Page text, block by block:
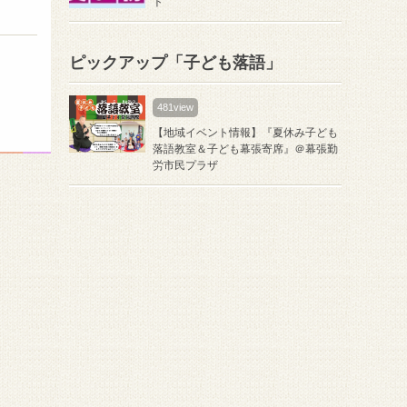
ピックアップ「子ども落語」
481view
【地域イベント情報】『夏休み子ども
落語教室＆子ども幕張寄席』＠幕張勤
労市民プラザ